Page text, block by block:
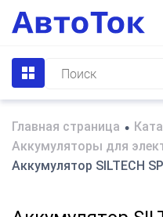
Главная страница •
Аккумуляторы для
Аккумулятор SILTECH